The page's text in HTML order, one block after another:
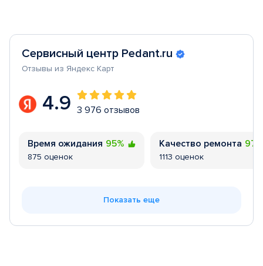
Сервисный центр Pedant.ru
Отзывы из Яндекс Карт
4.9 3 976 отзывов
Время ожидания 95%
875 оценок
Качество ремонта
1113 оценок
Показать еще